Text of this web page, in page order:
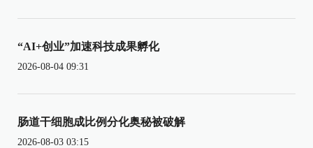
“AI+创业”加速科技成果孵化
2026-08-04 09:31
肠道干细胞成比例分化奥秘被破解
2026-08-03 03:15